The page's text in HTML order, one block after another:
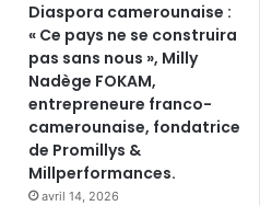
Diaspora camerounaise :
« Ce pays ne se construira
pas sans nous », Milly
Nadège FOKAM,
entrepreneure franco-
camerounaise, fondatrice
de Promillys &
Millperformances.
avril 14, 2026